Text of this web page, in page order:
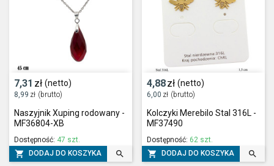
7,31 zł (netto)
8,99 zł (brutto)
Naszyjnik Xuping rodowany -
MF36804-XB
Dostępność: 47 szt.
 DODAJ DO KOSZYKA 
4,88zł (netto)
6,00 zł (brutto)
Kolczyki Merebilo Stal 316L -
MF37490
Dostępność: 62 szt.
 DODAJ DO KOSZYKA 